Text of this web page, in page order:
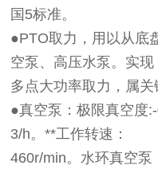
国5标准。
●PTO取力，用以从底
空泵、高压水泵。实现
多点大功率取力，属关
●真空泵：极限真空度
3/h。**工作转速：
460r/min。水环真空泵